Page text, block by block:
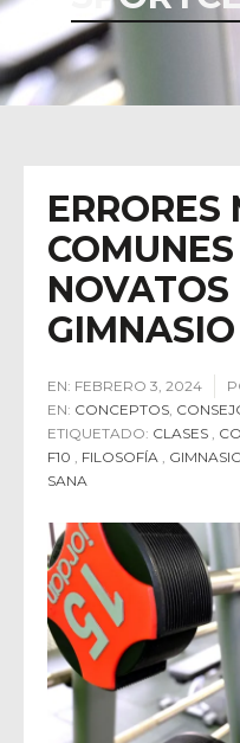
ERRORES
NOVATOS
GIMNASIO
EN: FEBRERO 3, 2024
EN: CONCEPTOS
ETIQUETADO: CLASES
F10
FILOSOFÍA
SANA